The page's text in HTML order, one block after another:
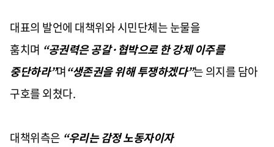
대표의 발언에 대책위와 시민단체는 눈물을
훔치며 “공권력은 공갈·협박으로 한 강제 이주를
중단하라”며“생존권을 위해 투쟁하겠다”는 의지를 담아
구호를 외쳤다.
대책위측은 “우리는 감정 노동자이자